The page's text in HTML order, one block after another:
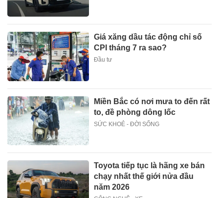
Giá xăng dầu tác động chỉ số
CPI tháng 7 ra sao?
Đầu tư
Miền Bắc có nơi mưa to đến rất
to, đề phòng dông lốc
SỨC KHOẺ - ĐỜI SỐNG
Toyota tiếp tục là hãng xe bán
chạy nhất thế giới nửa đầu
năm 2026